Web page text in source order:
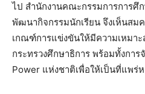
ไป สำนักงานคณะกรรมการการศึ
พัฒนากิจกรรมนักเรียน จึงเห็นสม
เกณฑ์การแข่งขันให้มีความเหมา
กระทรวงศึกษาธิการ พร้อมทั้งกา
Power แห่งชาติเพื่อให้เป็นที่แพร่